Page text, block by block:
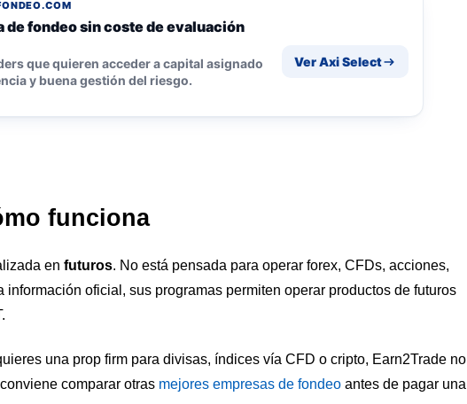
fondeo sin coste de evaluación
que quieren acceder a capital asignado
y buena gestión del riesgo.
Ver Axi Select
funciona
en futuros. No está pensada para operar forex, CFDs, acciones,
oficial, sus programas permiten operar productos de futuros
una prop firm para divisas, índices vía CFD o cripto, Earn2Trade no
comparar otras mejores empresas de fondeo antes de pagar una